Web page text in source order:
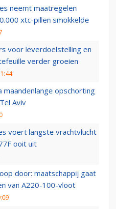
neemt maatregelen
xtc-pillen smokkelde
voor leverdoelstelling en
verder groeien
maandenlange opschorting
Aviv
voert langste vrachtvlucht
ooit uit
door: maatschappij gaat
van A220-100-vloot